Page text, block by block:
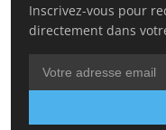
Inscrivez-vous pour
directement dans